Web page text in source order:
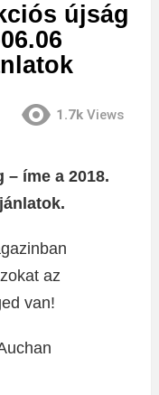
újság
1.7k Views
íme a 2018.
az
van!